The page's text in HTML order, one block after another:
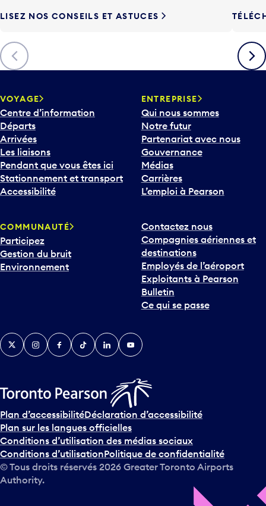
Précédent
LISEZ NOS CONSEILS ET ASTUCES
VOYAGE
Centre d’information
Départs
Arrivées
Les liaisons
Pendant que vous êtes ici
Stationnement et transport
Accessibilité
ENTREPRISE
Qui nous sommes
Notre futur
Partenariat avec nous
Gouvernance
Médias
Carrières
L’emploi à Pearson
COMMUNAUTÉ
Participez
Gestion du bruit
Environnement
Contactez nous
Compagnies aériennes et
destinations
Employés de l’aéroport
Exploitants à Pearson
Bulletin
Ce qui se passe
TwitterInstagramFacebook
TikTokLinkedInYouTube
Plan d’accessibilitéDéclaration d’accessibilité
Plan sur les langues officielles
Conditions d’utilisation des médias sociaux
Conditions d’utilisationPolitique de confidentialité
© Tous droits réservés 2026 Greater Toronto Airports
Authority.